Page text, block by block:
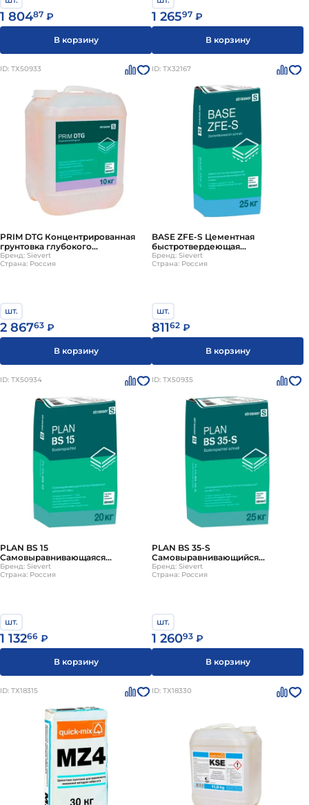
1 80487 ₽
В корзину
1 26597 ₽
В корзину
ID: ТХ50933
PRIM DTG Концентрированная
грунтовка глубокого
проникновения strasser
Бренд: Sievert
Страна: Россия
шт.
2 86763 ₽
В корзину
ID: ТХ32167
BASE ZFE-S Цементная
быстротвердеющая
высокопрочная мелкозернистая
стяжка strasser
Бренд: Sievert
Страна: Россия
шт.
81162 ₽
В корзину
ID: ТХ50934
PLAN BS 15
Самовыравнивающаяся
быстротвердеющая напольная
смесь (1 -10 мм) strasser
Бренд: Sievert
Страна: Россия
шт.
1 13266 ₽
В корзину
ID: ТХ50935
PLAN BS 35-S
Самовыравнивающийся
быстротвердеющий наливной
пол (5 -35 мм) strasser
Бренд: Sievert
Страна: Россия
шт.
1 26093 ₽
В корзину
ID: ТХ18315 ID: ТХ18330